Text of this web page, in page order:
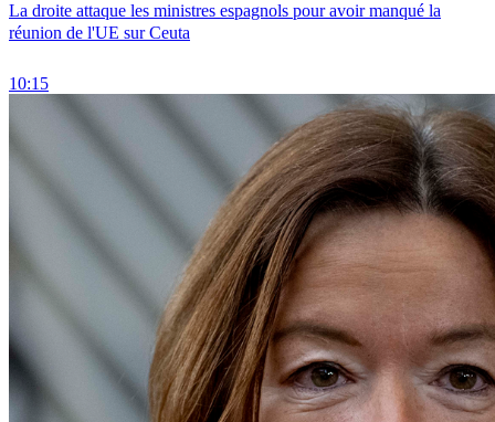
La droite attaque les ministres espagnols pour avoir manqué la
réunion de l'UE sur Ceuta
10:15